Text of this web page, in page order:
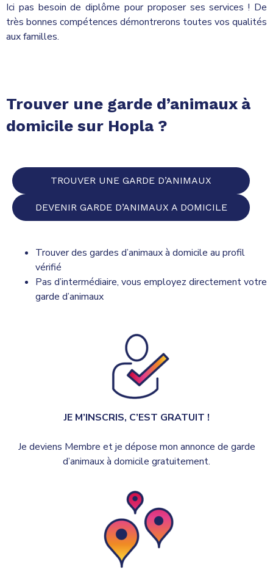
Ici pas besoin de diplôme pour proposer ses services ! De
très bonnes compétences démontrerons toutes vos qualités
aux familles.
Trouver une garde d’animaux à
domicile sur Hopla ?
TROUVER UNE GARDE D’ANIMAUX
DEVENIR GARDE D’ANIMAUX A DOMICILE
Trouver des gardes d’animaux à domicile au profil
vérifié
Pas d’intermédiaire, vous employez directement votre
garde d’animaux
JE M’INSCRIS, C’EST GRATUIT !
Je deviens Membre et je dépose mon annonce de garde
d’animaux à domicile gratuitement.